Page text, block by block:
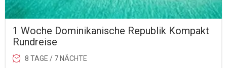
1 Woche Dominikanische Republik Kompakt
Rundreise
8 TAGE / 7 NÄCHTE